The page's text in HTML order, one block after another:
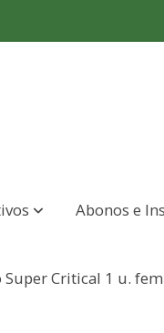
Abonos e
Critical 1 u.